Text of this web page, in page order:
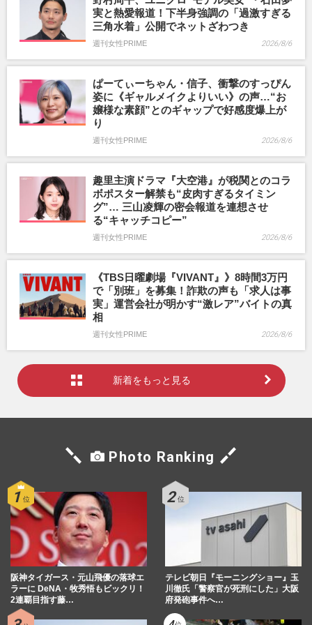
実と熱愛報道！下半身強調の「過激すぎる
三角水着」公開でネットざわつき
週刊女性PRIME 2026/8/6
ぱーてぃーちゃん・信子、衝撃のすっぴん
姿に《ギャルメイクよりいい》の声…“お
嬢様な素顔”とのギャップで好感度爆上が
り
週刊女性PRIME 2026/8/6
趣里主演ドラマ『大空港』が税関とのコラ
ボポスター解禁も“皮肉すぎるタイミン
グ”… 三山凌輝の密会報道を連想させ
る“キャッチコピー”
週刊女性PRIME 2026/8/6
《TBS日曜劇場『VIVANT』》8時間3万円
で「別班」を募集！詐欺の声も「求人は事
実」運営会社が明かす“激レア”バイトの真
相
週刊女性PRIME 2026/8/6
新着をもっと見る
Photo Ranking
阪神タイガース・元山飛優の落球エ
ラーに DeNA・牧秀悟もビックリ！
2連覇目指す藤…
テレビ朝日『モーニングショー』玉
川徹氏「警察官が死刑にした」大阪
府発砲事件へ…